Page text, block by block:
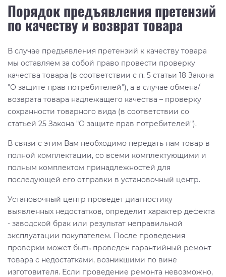
Порядок предъявления претензий
по качеству и возврат товара
В случае предъявления претензий к качеству товара
мы оставляем за собой право провести проверку
качества товара (в соответствии с п. 5 статьи 18 Закона
"О защите прав потребителей"), а в случае обмена/
возврата товара надлежащего качества – проверку
сохранности товарного вида (в соответствии со
статьей 25 Закона "О защите прав потребителей").
В связи с этим Вам необходимо передать нам товар в
полной комплектации, со всеми комплектующими и
полным комплектом принадлежностей для
последующей его отправки в установочный центр.
Установочный центр проведет диагностику
выявленных недостатков, определит характер дефекта
- заводской брак или результат неправильной
эксплуатации покупателем. После проведения
проверки может быть проведен гарантийный ремонт
товара с недостатками, возникшими по вине
изготовителя. Если проведение ремонта невозможно,